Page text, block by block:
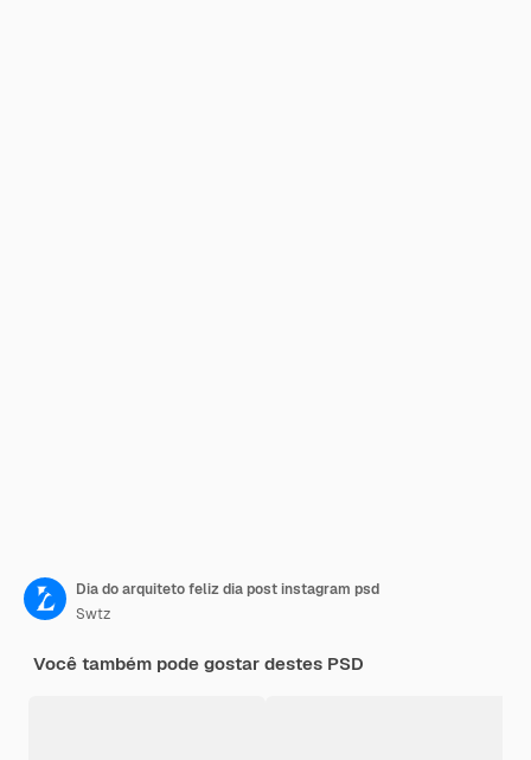
Dia do arquiteto feliz dia post instagram psd
Swtz
Você também pode gostar destes PSD